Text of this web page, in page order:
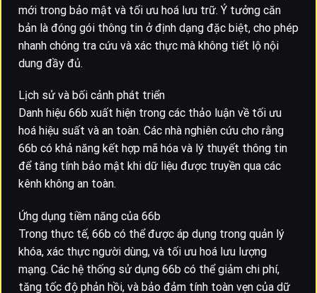
mới trong bảo mật và tối ưu hoá lưu trữ. Ý tưởng căn
bản là đóng gói thông tin ở định dạng đặc biệt, cho phép
nhanh chóng tra cứu và xác thực mà không tiết lộ nội
dung đầy đủ.
Lịch sử và bối cảnh phát triển
Danh hiệu 66b xuất hiện trong các thảo luận về tối ưu
hoá hiệu suất và an toàn. Các nhà nghiên cứu cho rằng
66b có khả năng kết hợp mã hóa và lý thuyết thông tin
để tăng tính bảo mật khi dữ liệu được truyền qua các
kênh không an toàn.
Ứng dụng tiềm năng của 66b
Trong thực tế, 66b có thể được áp dụng trong quản lý
khóa, xác thực người dùng, và tối ưu hoá lưu lượng
mạng. Các hệ thống sử dụng 66b có thể giảm chi phí,
tăng tốc độ phản hồi, và bảo đảm tính toàn vẹn của dữ